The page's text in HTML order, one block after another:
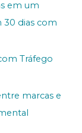
em um
30 dias com
Tráfego
marcas e